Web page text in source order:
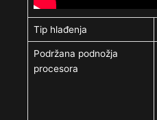
Tip hlađenja
Podržana podnožja
procesora